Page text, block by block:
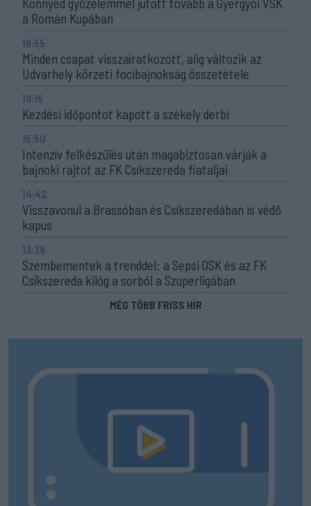
a Román Kupában
19:55
Minden csapat visszaíratkozott, alig változik az
Udvarhely körzeti focibajnokság összetétele
19:16
Kezdési időpontot kapott a székely derbi
15:50
Intenzív felkészülés után magabiztosan várják a
bajnoki rajtot az FK Csíkszereda fiataljai
14:42
Visszavonul a Brassóban és Csíkszeredában is védő
kapus
13:39
Szembementek a trenddel: a Sepsi OSK és az FK
Csíkszereda kilóg a sorból a Szuperligában
MÉG TÖBB FRISS HÍR